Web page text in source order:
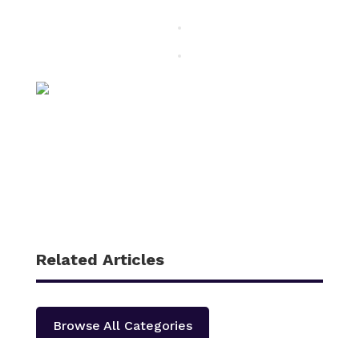
Related Articles
Browse All Categories